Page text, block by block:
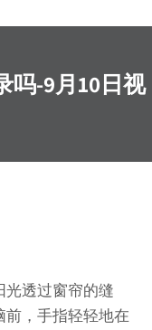
吗-9月10日视
透过窗帘的缝
，手指轻轻地在